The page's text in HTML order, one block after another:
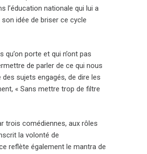
l’éducation nationale qui lui a
idée de briser ce cycle
porte et qui n’ont pas
de parler de ce qui nous
des sujets engagés, de dire les
« Sans mettre trop de filtre
trois comédiennes, aux rôles
la volonté de
reflète également le mantra de